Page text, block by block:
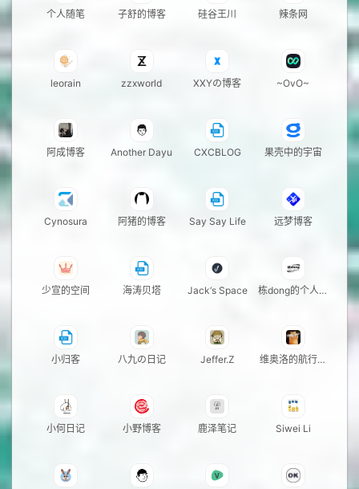
个人随笔 子舒的博客 硅谷王川 辣条网
leorain zzxworld XXYの博客 ~OvO~
阿成博客 Another Dayu CXCBLOG 果壳中的宇宙
Cynosura 阿猪的博客 Say Say Life 远梦博客
少宣的空间 海涛贝塔 Jack‘s Space
栋dong的个人站
小归客 八九の日记 Jeffer.Z
维奥洛的航行日
小何日记 小野博客 鹿泽笔记 Siwei Li